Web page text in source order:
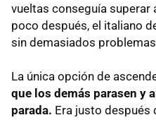
vueltas conseguía superar
poco después, el italiano
sin demasiados
La única opción de
que los demás parasen y
parada. Era justo después